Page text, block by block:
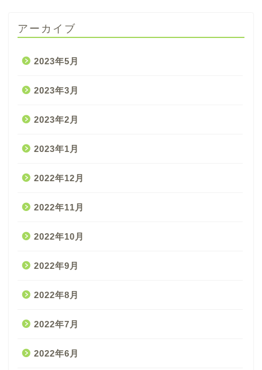
アーカイブ
2023年5月
2023年3月
2023年2月
2023年1月
2022年12月
2022年11月
2022年10月
2022年9月
2022年8月
2022年7月
2022年6月